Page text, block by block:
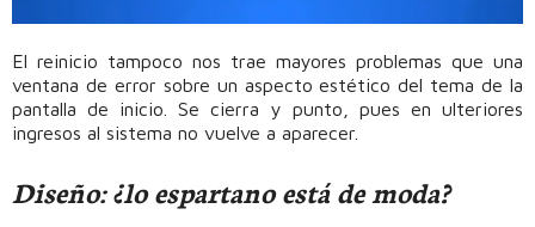
El reinicio tampoco nos trae mayores problemas que una
ventana de error sobre un aspecto estético del tema de la
pantalla de inicio. Se cierra y punto, pues en ulteriores
ingresos al sistema no vuelve a aparecer.
Diseño: ¿lo espartano está de moda?